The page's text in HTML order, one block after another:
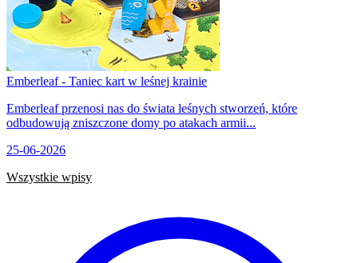
Emberleaf - Taniec kart w leśnej krainie
Emberleaf przenosi nas do świata leśnych stworzeń, które
odbudowują zniszczone domy po atakach armii...
25-06-2026
Wszystkie wpisy